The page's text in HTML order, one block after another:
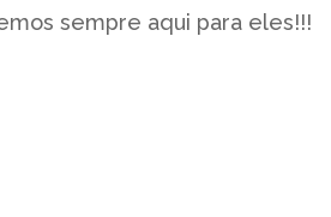
sempre aqui para eles!!!